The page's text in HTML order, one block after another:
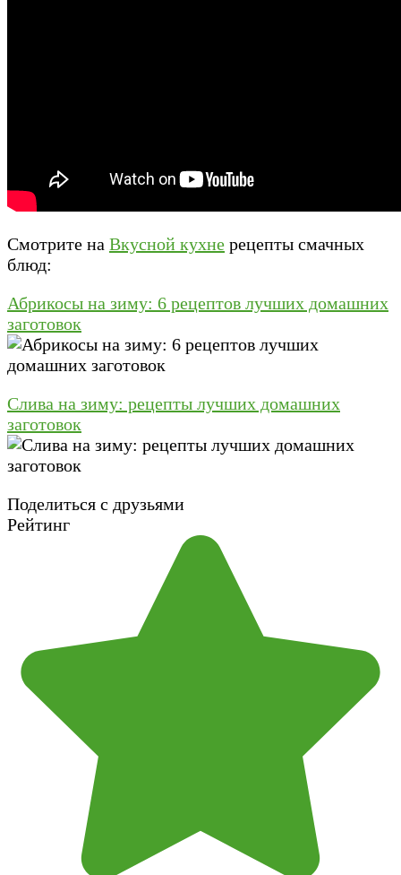
Смотрите на Вкусной кухне рецепты смачных
блюд:
Абрикосы на зиму: 6 рецептов лучших домашних
заготовок
Слива на зиму: рецепты лучших домашних
заготовок
Поделиться с друзьями
Рейтинг